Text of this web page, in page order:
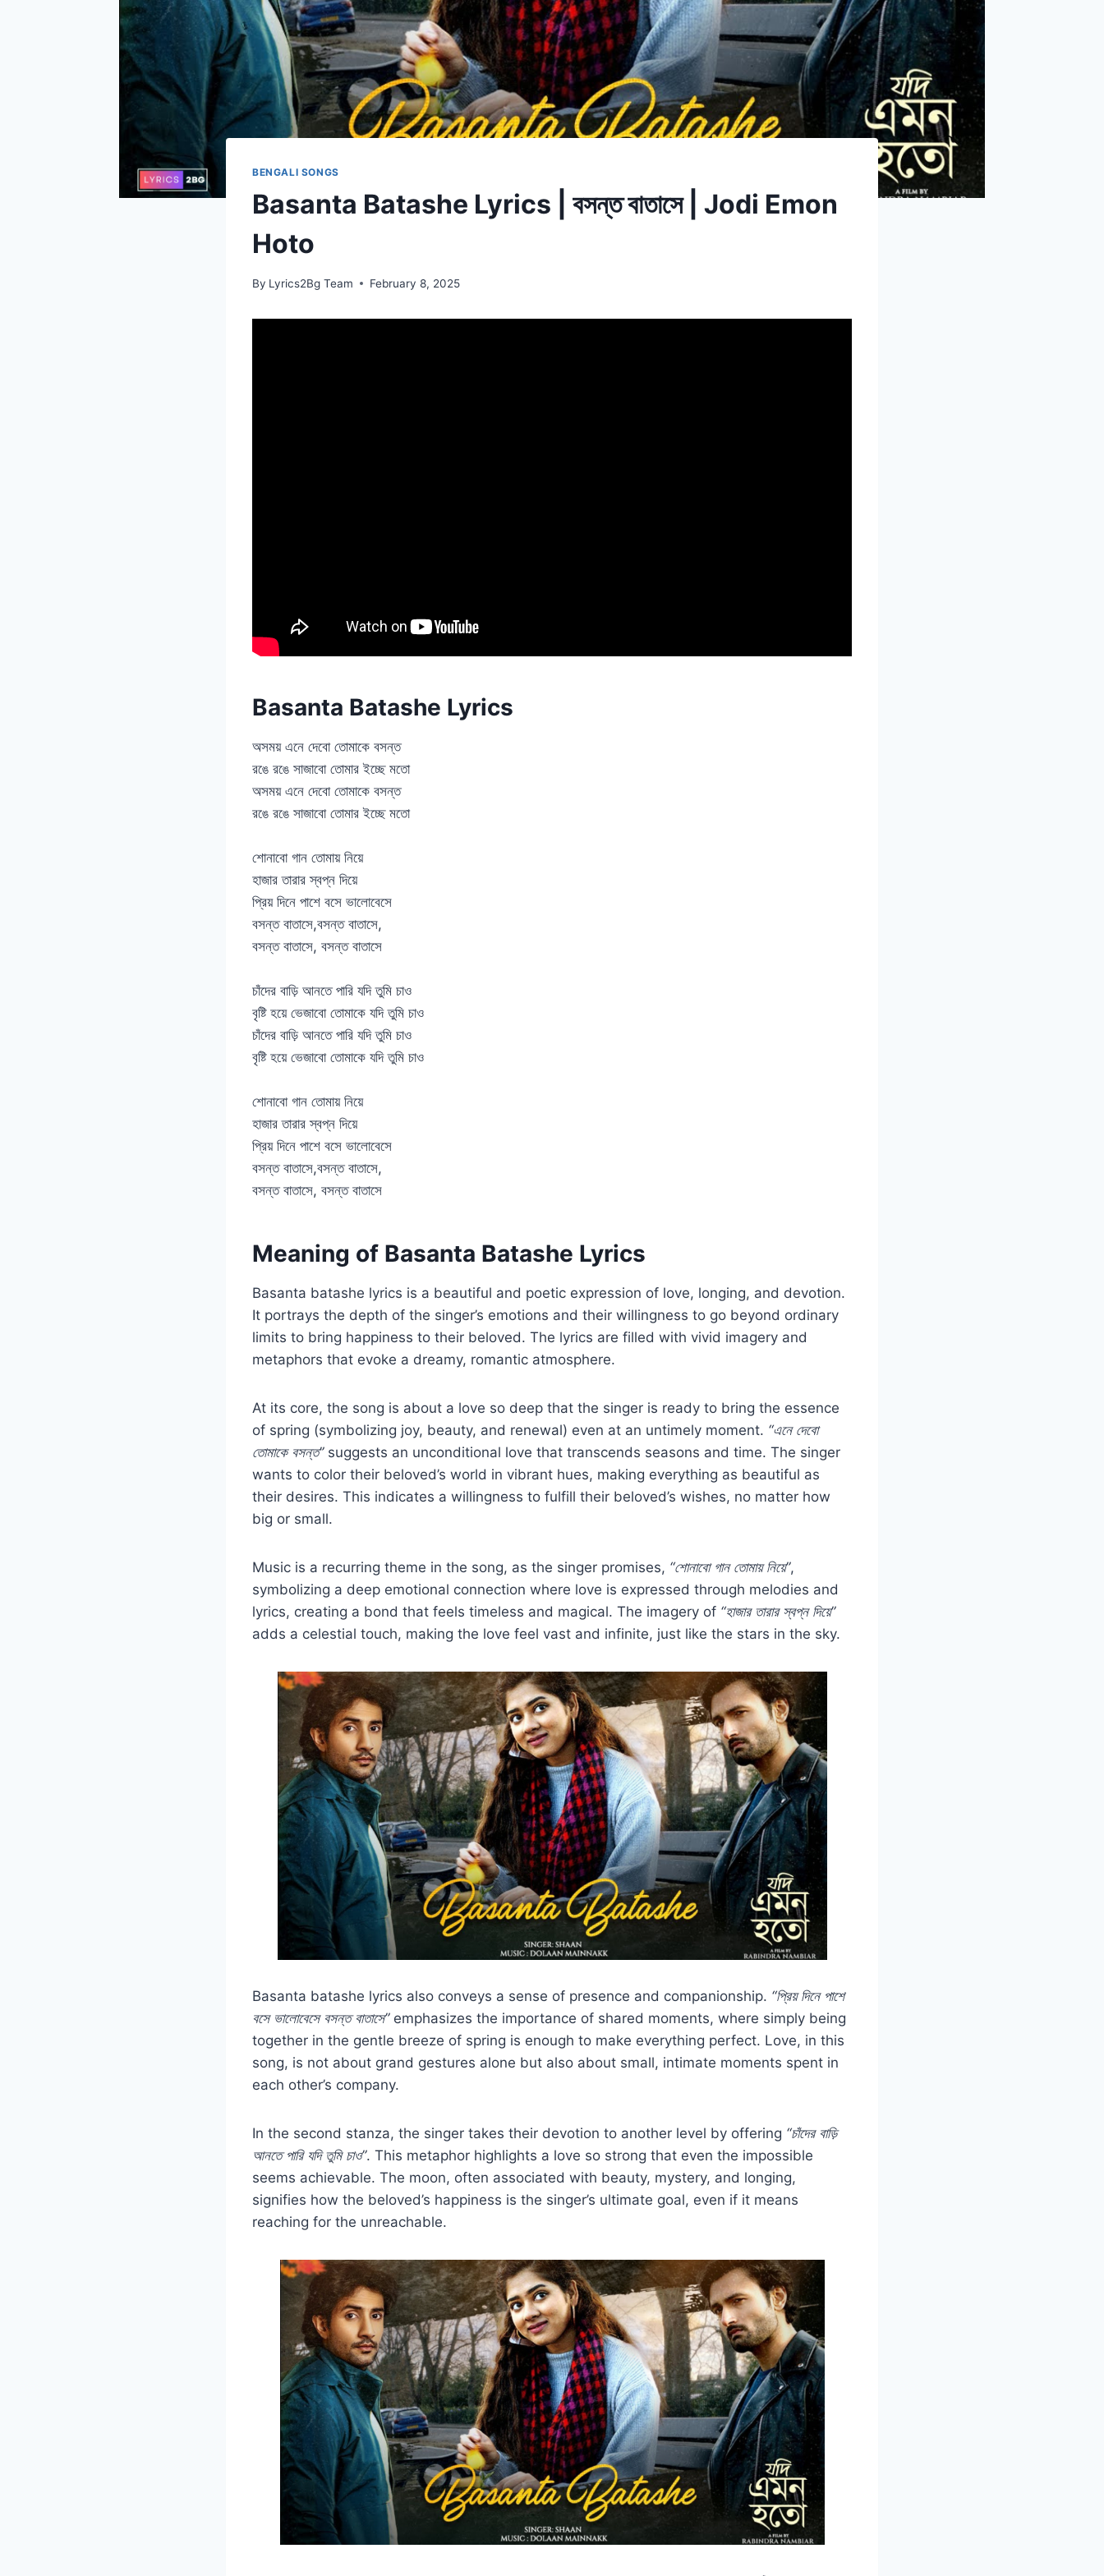
BENGALI SONGS
Basanta Batashe Lyrics | বসন্ত বাতাসে | Jodi Emon
Hoto
By Lyrics2Bg Team February 8, 2025
Basanta Batashe Lyrics
অসময় এনে দেবো তোমাকে বসন্ত
রঙে রঙে সাজাবো তোমার ইচ্ছে মতো
অসময় এনে দেবো তোমাকে বসন্ত
রঙে রঙে সাজাবো তোমার ইচ্ছে মতো
শোনাবো গান তোমায় নিয়ে
হাজার তারার স্বপ্ন দিয়ে
প্রিয় দিনে পাশে বসে ভালোবেসে
বসন্ত বাতাসে,বসন্ত বাতাসে,
বসন্ত বাতাসে, বসন্ত বাতাসে
চাঁদের বাড়ি আনতে পারি যদি তুমি চাও
বৃষ্টি হয়ে ভেজাবো তোমাকে যদি তুমি চাও
চাঁদের বাড়ি আনতে পারি যদি তুমি চাও
বৃষ্টি হয়ে ভেজাবো তোমাকে যদি তুমি চাও
শোনাবো গান তোমায় নিয়ে
হাজার তারার স্বপ্ন দিয়ে
প্রিয় দিনে পাশে বসে ভালোবেসে
বসন্ত বাতাসে,বসন্ত বাতাসে,
বসন্ত বাতাসে, বসন্ত বাতাসে
Meaning of Basanta Batashe Lyrics
Basanta batashe lyrics is a beautiful and poetic expression of love, longing, and devotion.
It portrays the depth of the singer’s emotions and their willingness to go beyond ordinary
limits to bring happiness to their beloved. The lyrics are filled with vivid imagery and
metaphors that evoke a dreamy, romantic atmosphere.
At its core, the song is about a love so deep that the singer is ready to bring the essence
of spring (symbolizing joy, beauty, and renewal) even at an untimely moment. “এনে দেবো
তোমাকে বসন্ত”suggests an unconditional love that transcends seasons and time. The singer
wants to color their beloved’s world in vibrant hues, making everything as beautiful as
their desires. This indicates a willingness to fulfill their beloved’s wishes, no matter how
big or small.
Music is a recurring theme in the song, as the singer promises, “শোনাবো গান তোমায় নিয়ে”,
symbolizing a deep emotional connection where love is expressed through melodies and
lyrics, creating a bond that feels timeless and magical. The imagery of “হাজার তারার স্বপ্ন দিয়ে”
adds a celestial touch, making the love feel vast and infinite, just like the stars in the sky.
Basanta batashe lyrics also conveys a sense of presence and companionship. “প্রিয় দিনে পাশে
বসে ভালোবেসে বসন্ত বাতাসে”emphasizes the importance of shared moments, where simply being
together in the gentle breeze of spring is enough to make everything perfect. Love, in this
song, is not about grand gestures alone but also about small, intimate moments spent in
each other’s company.
In the second stanza, the singer takes their devotion to another level by offering “চাঁদের বাড়ি
আনতে পারি যদি তুমি চাও”. This metaphor highlights a love so strong that even the impossible
seems achievable. The moon, often associated with beauty, mystery, and longing,
signifies how the beloved’s happiness is the singer’s ultimate goal, even if it means
reaching for the unreachable.